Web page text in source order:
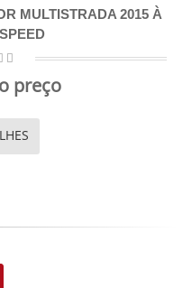
MULTISTRADA 2015 À
preço